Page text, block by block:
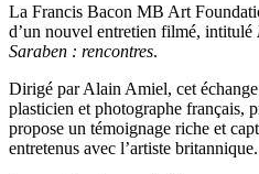
La Francis Bacon MB Art
d’un nouvel entretien filmé, intitulé
Saraben : rencontres.
Dirigé par Alain Amiel, cet échange
plasticien et photographe français,
propose un témoignage riche et
entretenus avec l’artiste britannique.